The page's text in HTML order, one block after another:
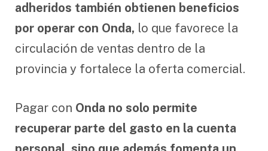
adheridos también obtienen beneficios
por operar con Onda, lo que favorece la
circulación de ventas dentro de la
provincia y fortalece la oferta comercial.
Pagar con Onda no solo permite
recuperar parte del gasto en la cuenta